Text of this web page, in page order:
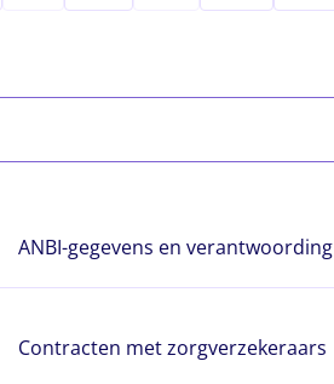
ANBI-gegevens en verantwoording
Contracten met zorgverzekeraars